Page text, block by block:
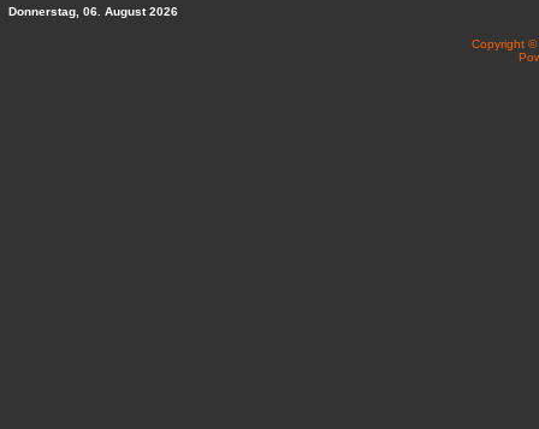
Donnerstag, 06. August 2026
Copyright